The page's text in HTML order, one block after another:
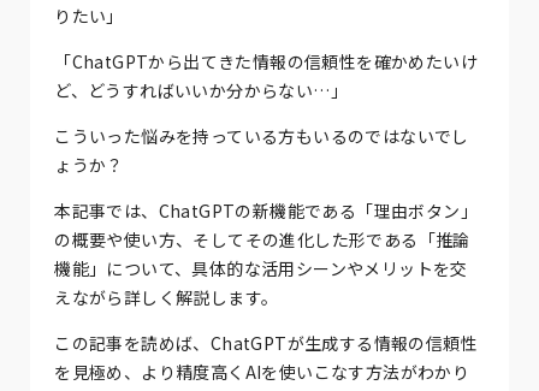
りたい」
「ChatGPTから出てきた情報の信頼性を確かめたいけ
ど、どうすればいいか分からない…」
こういった悩みを持っている方もいるのではないでし
ょうか？
本記事では、ChatGPTの新機能である「理由ボタン」
の概要や使い方、そしてその進化した形である「推論
機能」について、具体的な活用シーンやメリットを交
えながら詳しく解説します。
この記事を読めば、ChatGPTが生成する情報の信頼性
を見極め、より精度高くAIを使いこなす方法がわかり